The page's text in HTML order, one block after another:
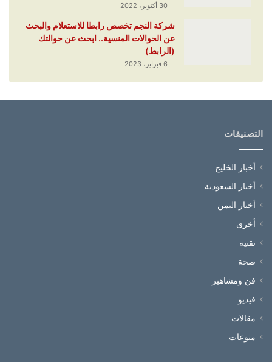
30 أكتوبر، 2022
شركة النجم تخصص رابطا للاستعلام والبحث
عن الحوالات المنسية.. ابحث عن حوالتك
(الرابط)
6 فبراير، 2023
التصنيفات
أخبار الخليج
أخبار السعودية
أخبار اليمن
أخرى
تقنية
صحة
فن ومشاهير
فيديو
مقالات
منوعات